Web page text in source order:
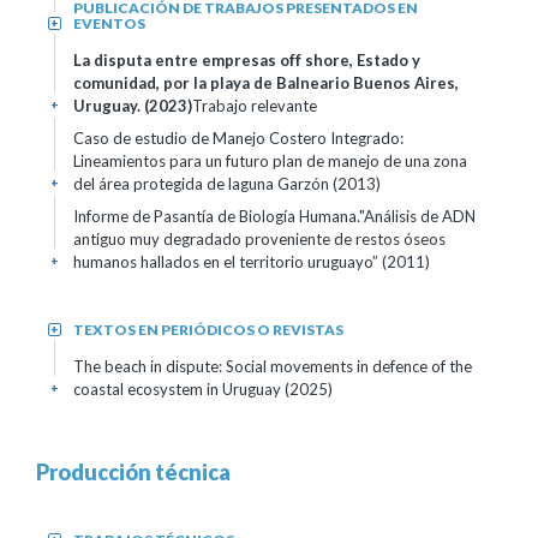
PUBLICACIÓN DE TRABAJOS PRESENTADOS EN
EVENTOS
+
La disputa entre empresas off shore, Estado y
comunidad, por la playa de Balneario Buenos Aires,
Uruguay. (2023)Trabajo relevante
+
Caso de estudio de Manejo Costero Integrado:
Lineamientos para un futuro plan de manejo de una zona
del área protegida de laguna Garzón (2013)
+
Informe de Pasantía de Biología Humana."Análisis de ADN
antiguo muy degradado proveniente de restos óseos
humanos hallados en el territorio uruguayo” (2011)
+
TEXTOS EN PERIÓDICOS O REVISTAS
+
The beach in dispute: Social movements in defence of the
coastal ecosystem in Uruguay (2025)
+
Producción técnica